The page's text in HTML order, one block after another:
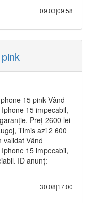
09.03|09:58
15 pink Vând
15 impecabil,
Preț 2600 lei
Timis azi 2 600
validat Vând
15 impecabil,
ID anunț:
30.08|17:00